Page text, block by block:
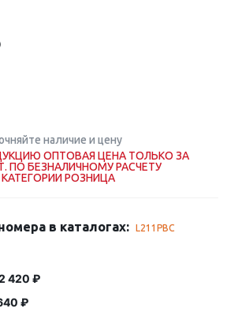
наличие и цену
ОПТОВАЯ ЦЕНА ТОЛЬКО ЗА
ПО БЕЗНАЛИЧНОМУ РАСЧЕТУ
РОЗНИЦА
в каталогах: L211PBC
420 ₽
₽